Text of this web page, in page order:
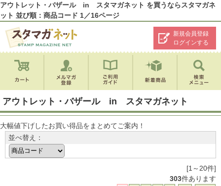
アウトレット・バザール in スタマガネット を買うならスタマガネ
ット 並び順：商品コード 1／16ページ
新規会員登録
ログインする
アウトレット・バザール in スタマガネット
大幅値下げしたお買い得品をまとめてご案内！
並べ替え：
[1～20件]
303件あります